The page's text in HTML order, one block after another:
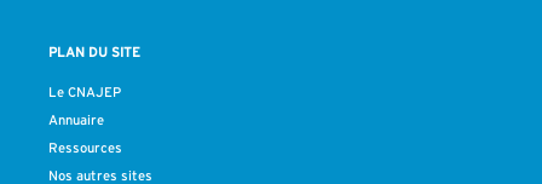
PLAN DU SITE
Le CNAJEP
Annuaire
Ressources
Nos autres sites